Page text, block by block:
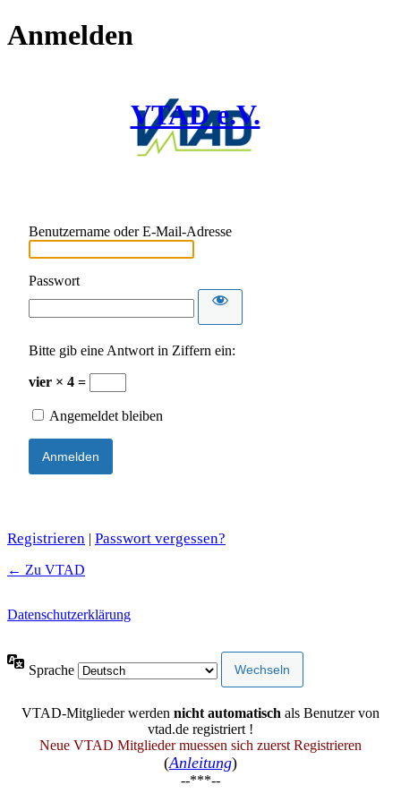
Anmelden
VTAD e.V.
Benutzername oder E-Mail-Adresse
Passwort
Bitte gib eine Antwort in Ziffern ein:
vier × 4 =
Angemeldet bleiben
Registrieren | Passwort vergessen?
← Zu VTAD
Datenschutzerklärung
Sprache
VTAD-Mitglieder werden nicht automatisch als Benutzer von
vtad.de registriert !
Neue VTAD Mitglieder muessen sich zuerst Registrieren
(Anleitung)
--***--